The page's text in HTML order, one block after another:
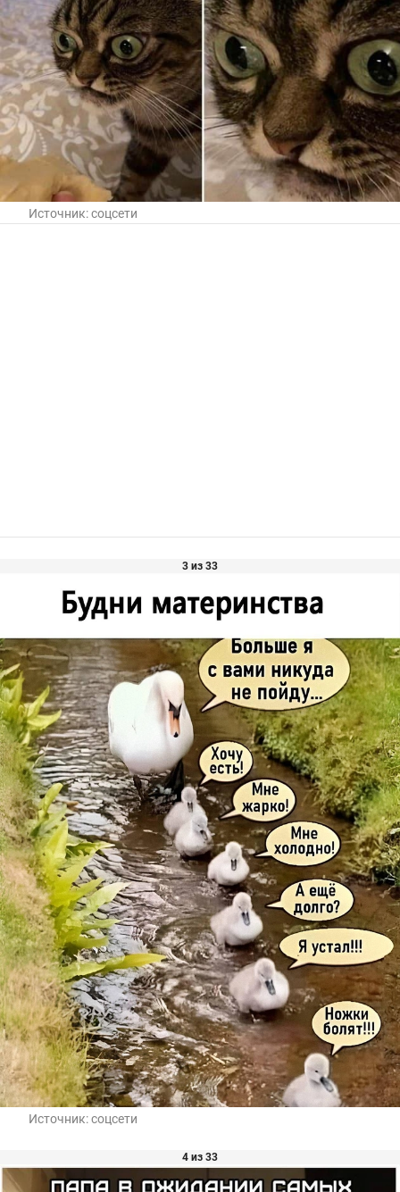
Источник:соцсети
3 из 33
Источник:соцсети
4 из 33